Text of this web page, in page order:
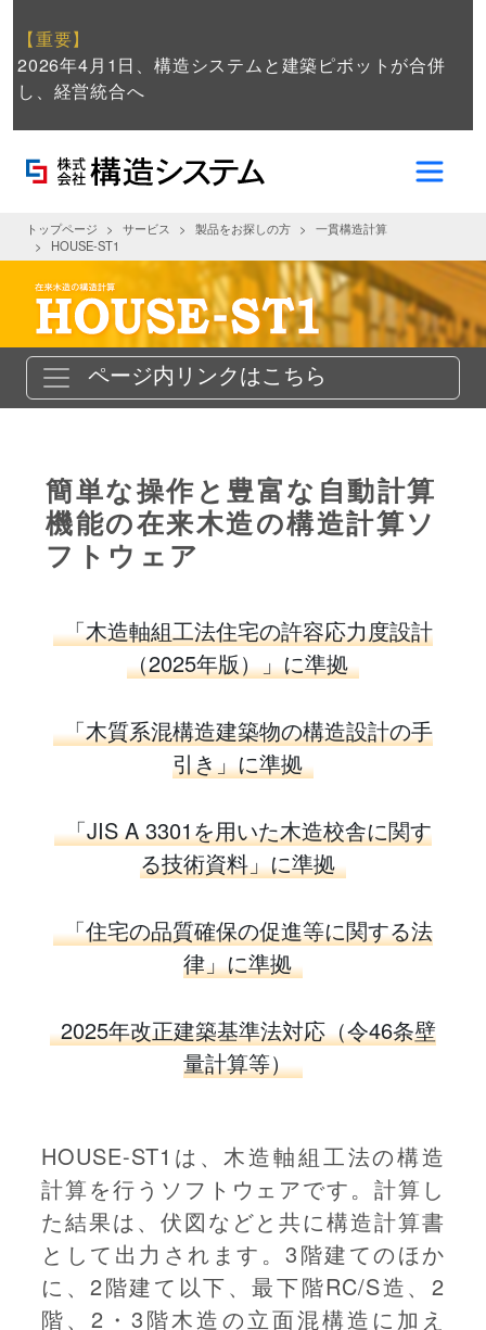
【重要】
2026年4月1日、構造システムと建築ピボットが合併
し、経営統合へ
トップページ サービス 製品をお探しの方
一貫構造計算
HOUSE-ST1
ページ内リンクはこちら
簡単な操作と豊富な自動計算
機能の在来木造の構造計算ソ
フトウェア
「木造軸組工法住宅の許容応力度設計
（2025年版）」に準拠
「木質系混構造建築物の構造設計の手
引き」に準拠
「JIS A 3301を用いた木造校舎に関す
る技術資料」に準拠
「住宅の品質確保の促進等に関する法
律」に準拠
2025年改正建築基準法対応（令46条壁
量計算等）
HOUSE-ST1は、木造軸組工法の構造
計算を行うソフトウェアです。計算し
た結果は、伏図などと共に構造計算書
として出力されます。3階建てのほか
に、2階建て以下、最下階RC/S造、2
階、2・3階木造の立面混構造に加え